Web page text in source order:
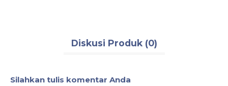
Diskusi Produk (0)
Silahkan tulis komentar Anda